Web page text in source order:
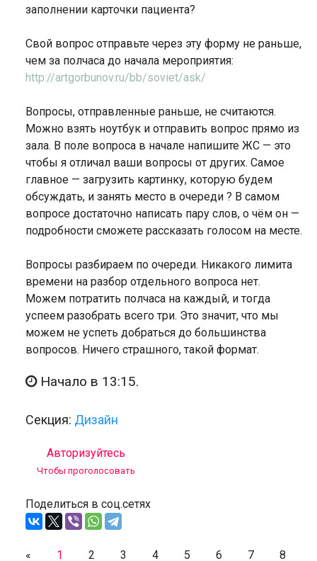
заполнении карточки пациента?
Свой вопрос отправьте через эту форму не раньше,
чем за полчаса до начала мероприятия:
http://artgorbunov.ru/bb/soviet/ask/
Вопросы, отправленные раньше, не считаются.
Можно взять ноутбук и отправить вопрос прямо из
зала. В поле вопроса в начале напишите ЖС — это
чтобы я отличал ваши вопросы от других. Самое
главное — загрузить картинку, которую будем
обсуждать, и занять место в очереди ? В самом
вопросе достаточно написать пару слов, о чём он —
подробности сможете рассказать голосом на месте.
Вопросы разбираем по очереди. Никакого лимита
времени на разбор отдельного вопроса нет.
Можем потратить полчаса на каждый, и тогда
успеем разобрать всего три. Это значит, что мы
можем не успеть добраться до большинства
вопросов. Ничего страшного, такой формат.
Начало в 13:15.
Секция: Дизайн
Авторизуйтесь
Чтобы проголосовать
Поделиться в соц.сетях
« 1 2 3 4 5 6 7 8